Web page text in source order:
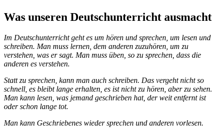
Was unseren Deutschunterricht ausmacht
Im Deutschunterricht geht es um hören und sprechen, um lesen und
schreiben. Man muss lernen, dem anderen zuzuhören, um zu
verstehen, was er sagt. Man muss üben, so zu sprechen, dass die
anderen es verstehen.
Statt zu sprechen, kann man auch schreiben. Das vergeht nicht so
schnell, es bleibt lange erhalten, es ist nicht zu hören, aber zu sehen.
Man kann lesen, was jemand geschrieben hat, der weit entfernt ist
oder schon lange tot.
Man kann Geschriebenes wieder sprechen und anderen vorlesen.